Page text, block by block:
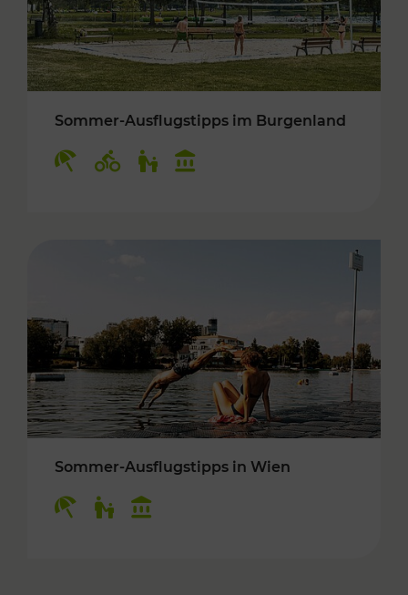
Sommer-Ausflugstipps im Burgenland
Sommer-Ausflugstipps in Wien